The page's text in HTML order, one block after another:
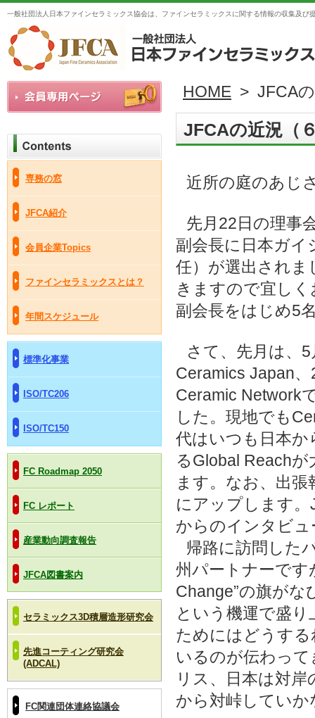
一般社団法人日本ファインセラミックス協会は、ファインセラミックスに関する情報の収集及
専務の窓
JFCA紹介
会員企業Topics
ファインセラミックスとは？
年間スケジュール
標準化事業
ISO/TC206
ISO/TC150
FC Roadmap 2050
FC レポート
産業動向調査報告
JFCA図書案内
セラミックス3D積層造形研究会
先進コーティング研究会
(ADCAL)
FC関連団体連絡協議会
HOME > JFCA
JFCAの近況（
近所の庭のあじ
先月22日の理事
副会長に日本ガイ
任）が選出されま
きますので宜し
副会長をはじめ5
さて、先月は、
Ceramics Japan
Ceramic Network
した。現地でも
代はいつも日本
るGlobal Reach
ます。 なお、出張
にアップします
からのインタビ
帰路に訪問した
州パートナーです
Change”の旗が
という機運で盛
ためにはどうす
いるのが伝わっ
リス、日本は対
から対峠してい